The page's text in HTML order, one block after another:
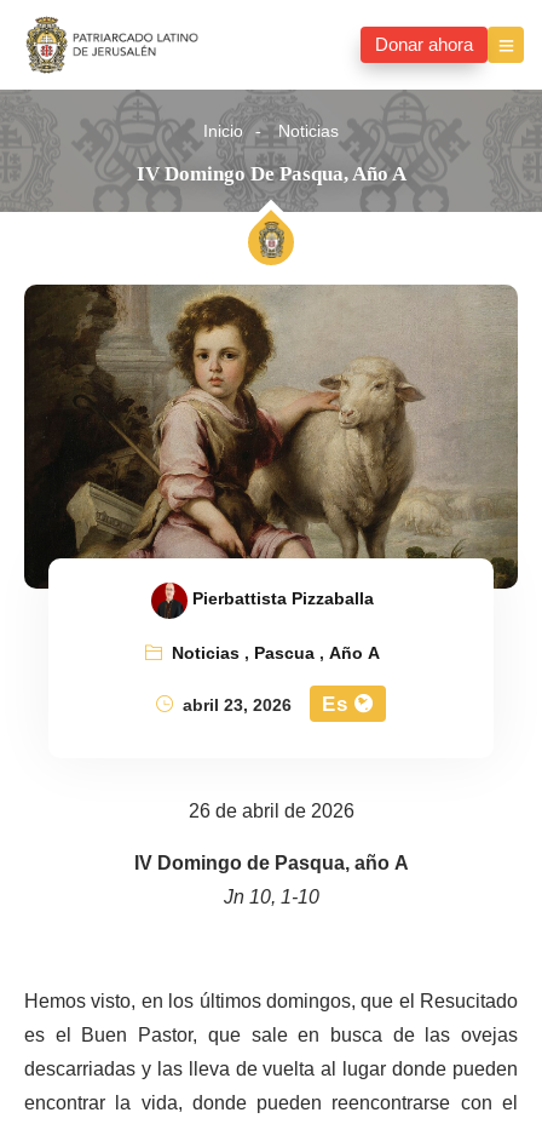
Donar ahora
Inicio Noticias
IV Domingo De Pasqua, Año A
Pierbattista Pizzaballa
Noticias, Pascua,Año A
abril 23, 2026
Es
26 de abril de 2026
IV Domingo de Pasqua, año A
Jn 10, 1-10
Hemos visto, en los últimos domingos, que el Resucitado
es el Buen Pastor, que sale en busca de las ovejas
descarriadas y las lleva de vuelta al lugar donde pueden
encontrar la vida, donde pueden reencontrarse con el